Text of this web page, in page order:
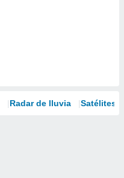
Radar de lluvia Satélites